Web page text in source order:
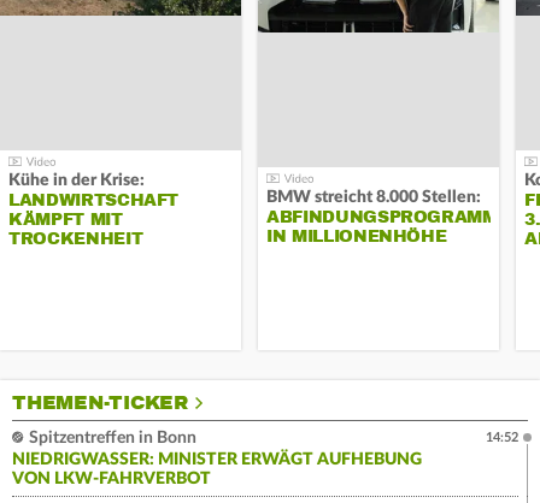
Kühe in der Krise:
LANDWIRTSCHAFT
KÄMPFT MIT
TROCKENHEIT
BMW streicht 8.000 Stellen:
ABFINDUNGSPROGRAMM
IN MILLIONENHÖHE
THEMEN-TICKER
Spitzentreffen in Bonn
NIEDRIGWASSER: MINISTER ERWÄGT AUFHEBUNG
VON LKW-FAHRVERBOT
14:52